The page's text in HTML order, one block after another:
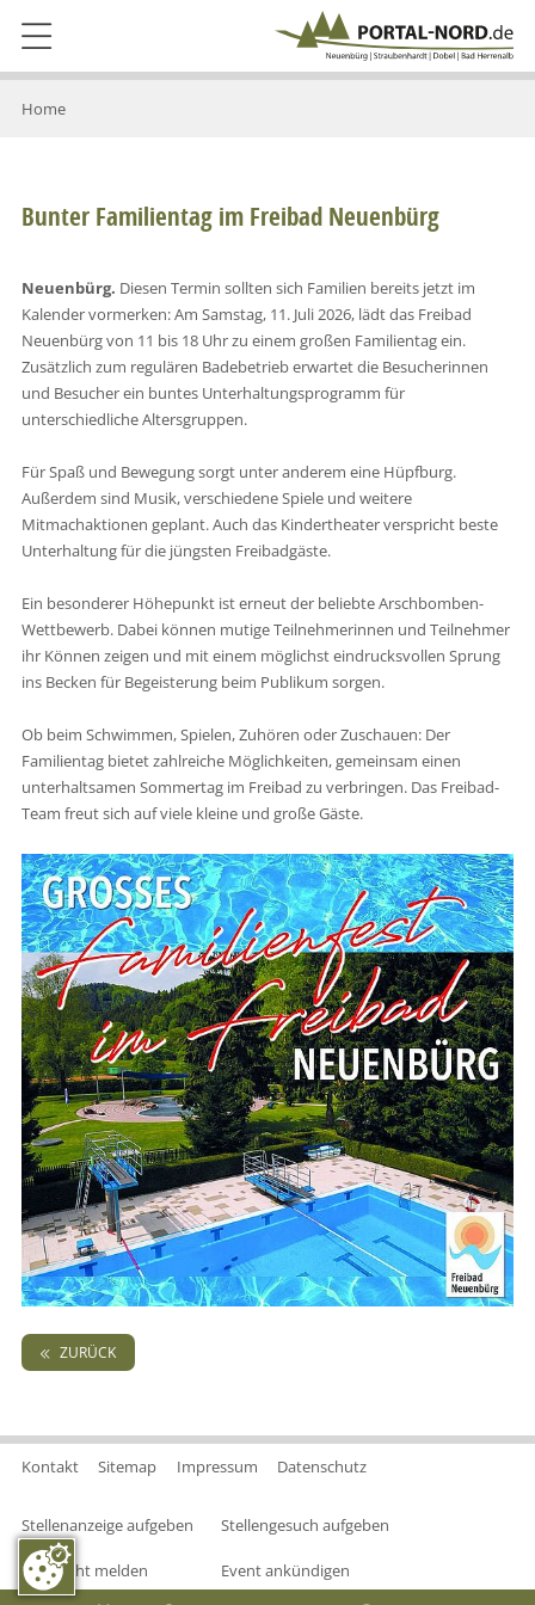
Home
Bunter Familientag im Freibad Neuenbürg
Neuenbürg. Diesen Termin sollten sich Familien bereits jetzt im
Kalender vormerken: Am Samstag, 11. Juli 2026, lädt das Freibad
Neuenbürg von 11 bis 18 Uhr zu einem großen Familientag ein.
Zusätzlich zum regulären Badebetrieb erwartet die Besucherinnen
und Besucher ein buntes Unterhaltungsprogramm für
unterschiedliche Altersgruppen.
Für Spaß und Bewegung sorgt unter anderem eine Hüpfburg.
Außerdem sind Musik, verschiedene Spiele und weitere
Mitmachaktionen geplant. Auch das Kindertheater verspricht beste
Unterhaltung für die jüngsten Freibadgäste.
Ein besonderer Höhepunkt ist erneut der beliebte Arschbomben-
Wettbewerb. Dabei können mutige Teilnehmerinnen und Teilnehmer
ihr Können zeigen und mit einem möglichst eindrucksvollen Sprung
ins Becken für Begeisterung beim Publikum sorgen.
Ob beim Schwimmen, Spielen, Zuhören oder Zuschauen: Der
Familientag bietet zahlreiche Möglichkeiten, gemeinsam einen
unterhaltsamen Sommertag im Freibad zu verbringen. Das Freibad-
Team freut sich auf viele kleine und große Gäste.
ZURÜCK
Kontakt Sitemap Impressum Datenschutz
Stellenanzeige aufgeben Stellengesuch aufgeben
Nachricht melden Event ankündigen